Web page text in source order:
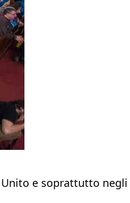
e soprattutto